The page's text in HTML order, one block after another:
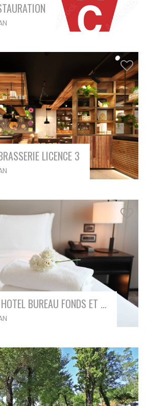
LICENCE 3
STOP AFFAIRE HOTEL BUREAU FONDS ET MURS 3 ÉTOILES